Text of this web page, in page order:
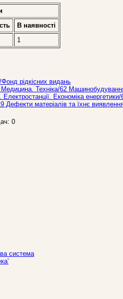
В наявностi
1
рідкісних видань
Техніка/62
Економіка
Дефекти матеріалів та їхнє
0
система